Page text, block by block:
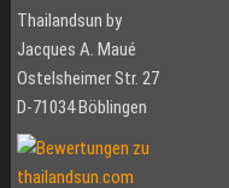
Thailandsun by
Jacques A. Maué
Ostelsheimer Str. 27
D-71034 Böblingen